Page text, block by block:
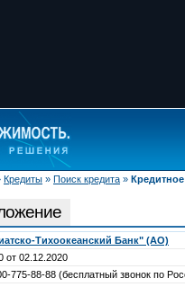
Кредиты » Поиск кредита »
Тихоокеанский Банк" (АО)
от 02.12.2020
775-88-88 (бесплатный звонок по